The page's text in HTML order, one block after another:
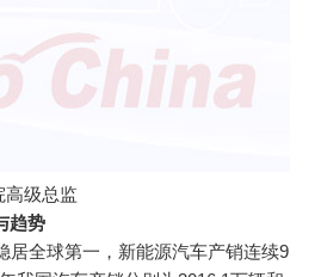
高级总监
趋势
居全球第一，新能源汽车产销连续9